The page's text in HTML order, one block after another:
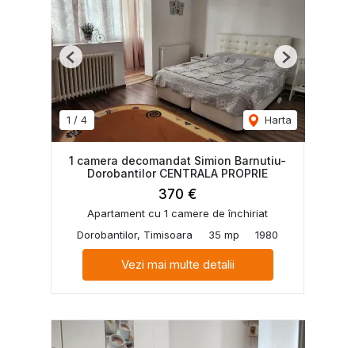
1 / 4 Harta
Previous Next
1 camera decomandat Simion Barnutiu-
Dorobantilor CENTRALA PROPRIE
370 €
Apartament cu 1 camere de închiriat
Dorobantilor, Timisoara
35 mp 1980
Vezi mai multe detalii